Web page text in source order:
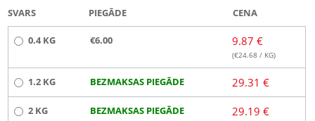
SVARS PIEGĀDE CENA
0.4 KG €6.00 9.87 €
(€24.68 / KG)
1.2 KG BEZMAKSAS PIEGĀDE 29.31 €
2 KG BEZMAKSAS PIEGĀDE 29.19 €